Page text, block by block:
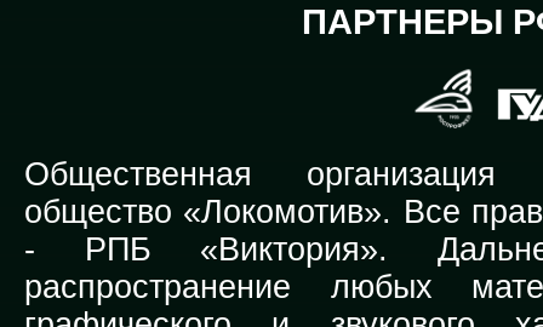
ПАРТНЕРЫ
Общественная организация
общество «Локомотив». Все
- РПБ «Виктория».
распространение любых